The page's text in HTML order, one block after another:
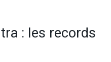
: les records